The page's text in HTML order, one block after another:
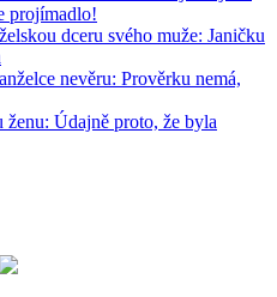
projímadlo!
dceru svého muže: Janičku
nevěru: Prověrku nemá,
Údajně proto, že byla